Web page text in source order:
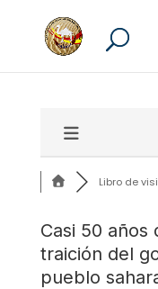
Libro de
Casi 50 años
traición del
pueblo